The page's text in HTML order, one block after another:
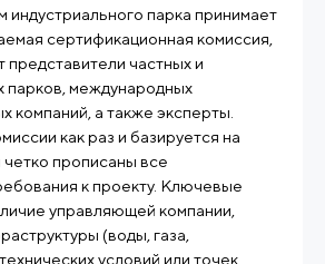
индустриального парка принимает
сертификационная комиссия,
представители частных и
парков, международных
компаний, а также эксперты.
как раз и базируется на
четко прописаны все
к проекту. Ключевые
управляющей компании,
(воды, газа,
условий или точек